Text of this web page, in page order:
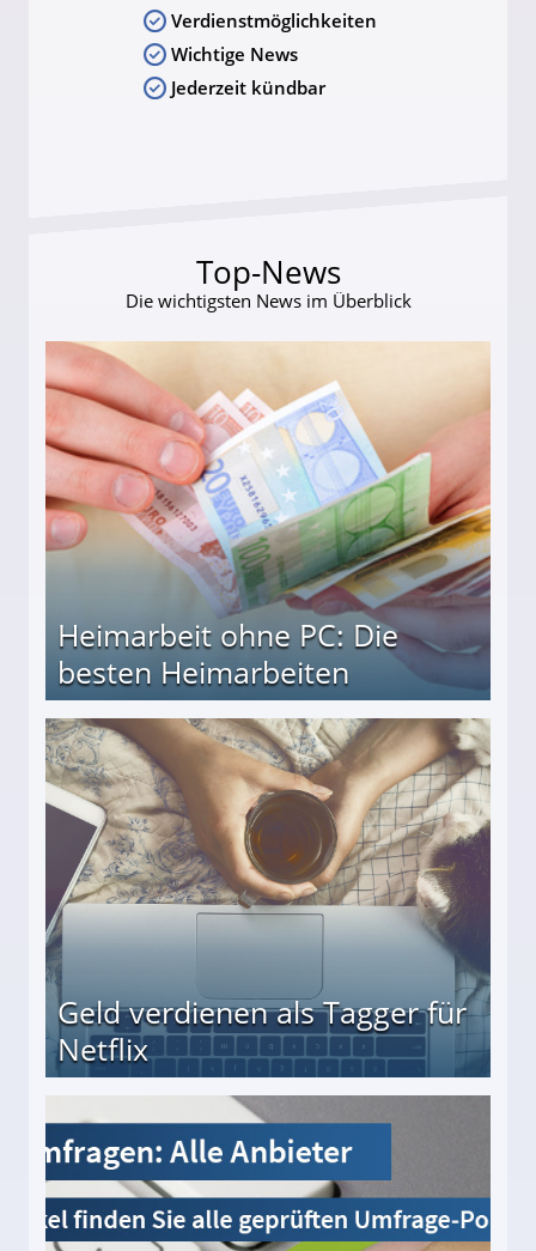
Verdienstmöglichkeiten
Wichtige News
Jederzeit kündbar
Top-News
Die wichtigsten News im Überblick
Heimarbeit ohne PC: Die
besten Heimarbeiten
Geld verdienen als Tagger für
Netflix